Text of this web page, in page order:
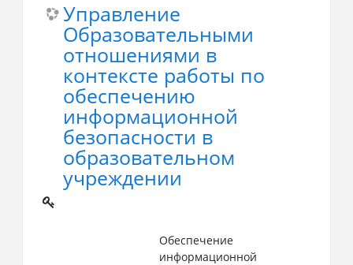
Управление
Образовательными
отношениями в
контексте работы по
обеспечению
информационной
безопасности в
образовательном
учреждении
Обеспечение
информационной